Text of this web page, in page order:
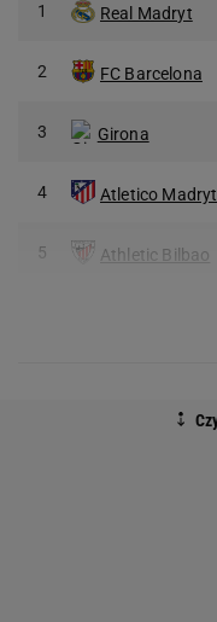
1 Real Madryt
2 FC Barcelona
3 Girona
4 Atletico Madryt
5 Athletic Bilbao